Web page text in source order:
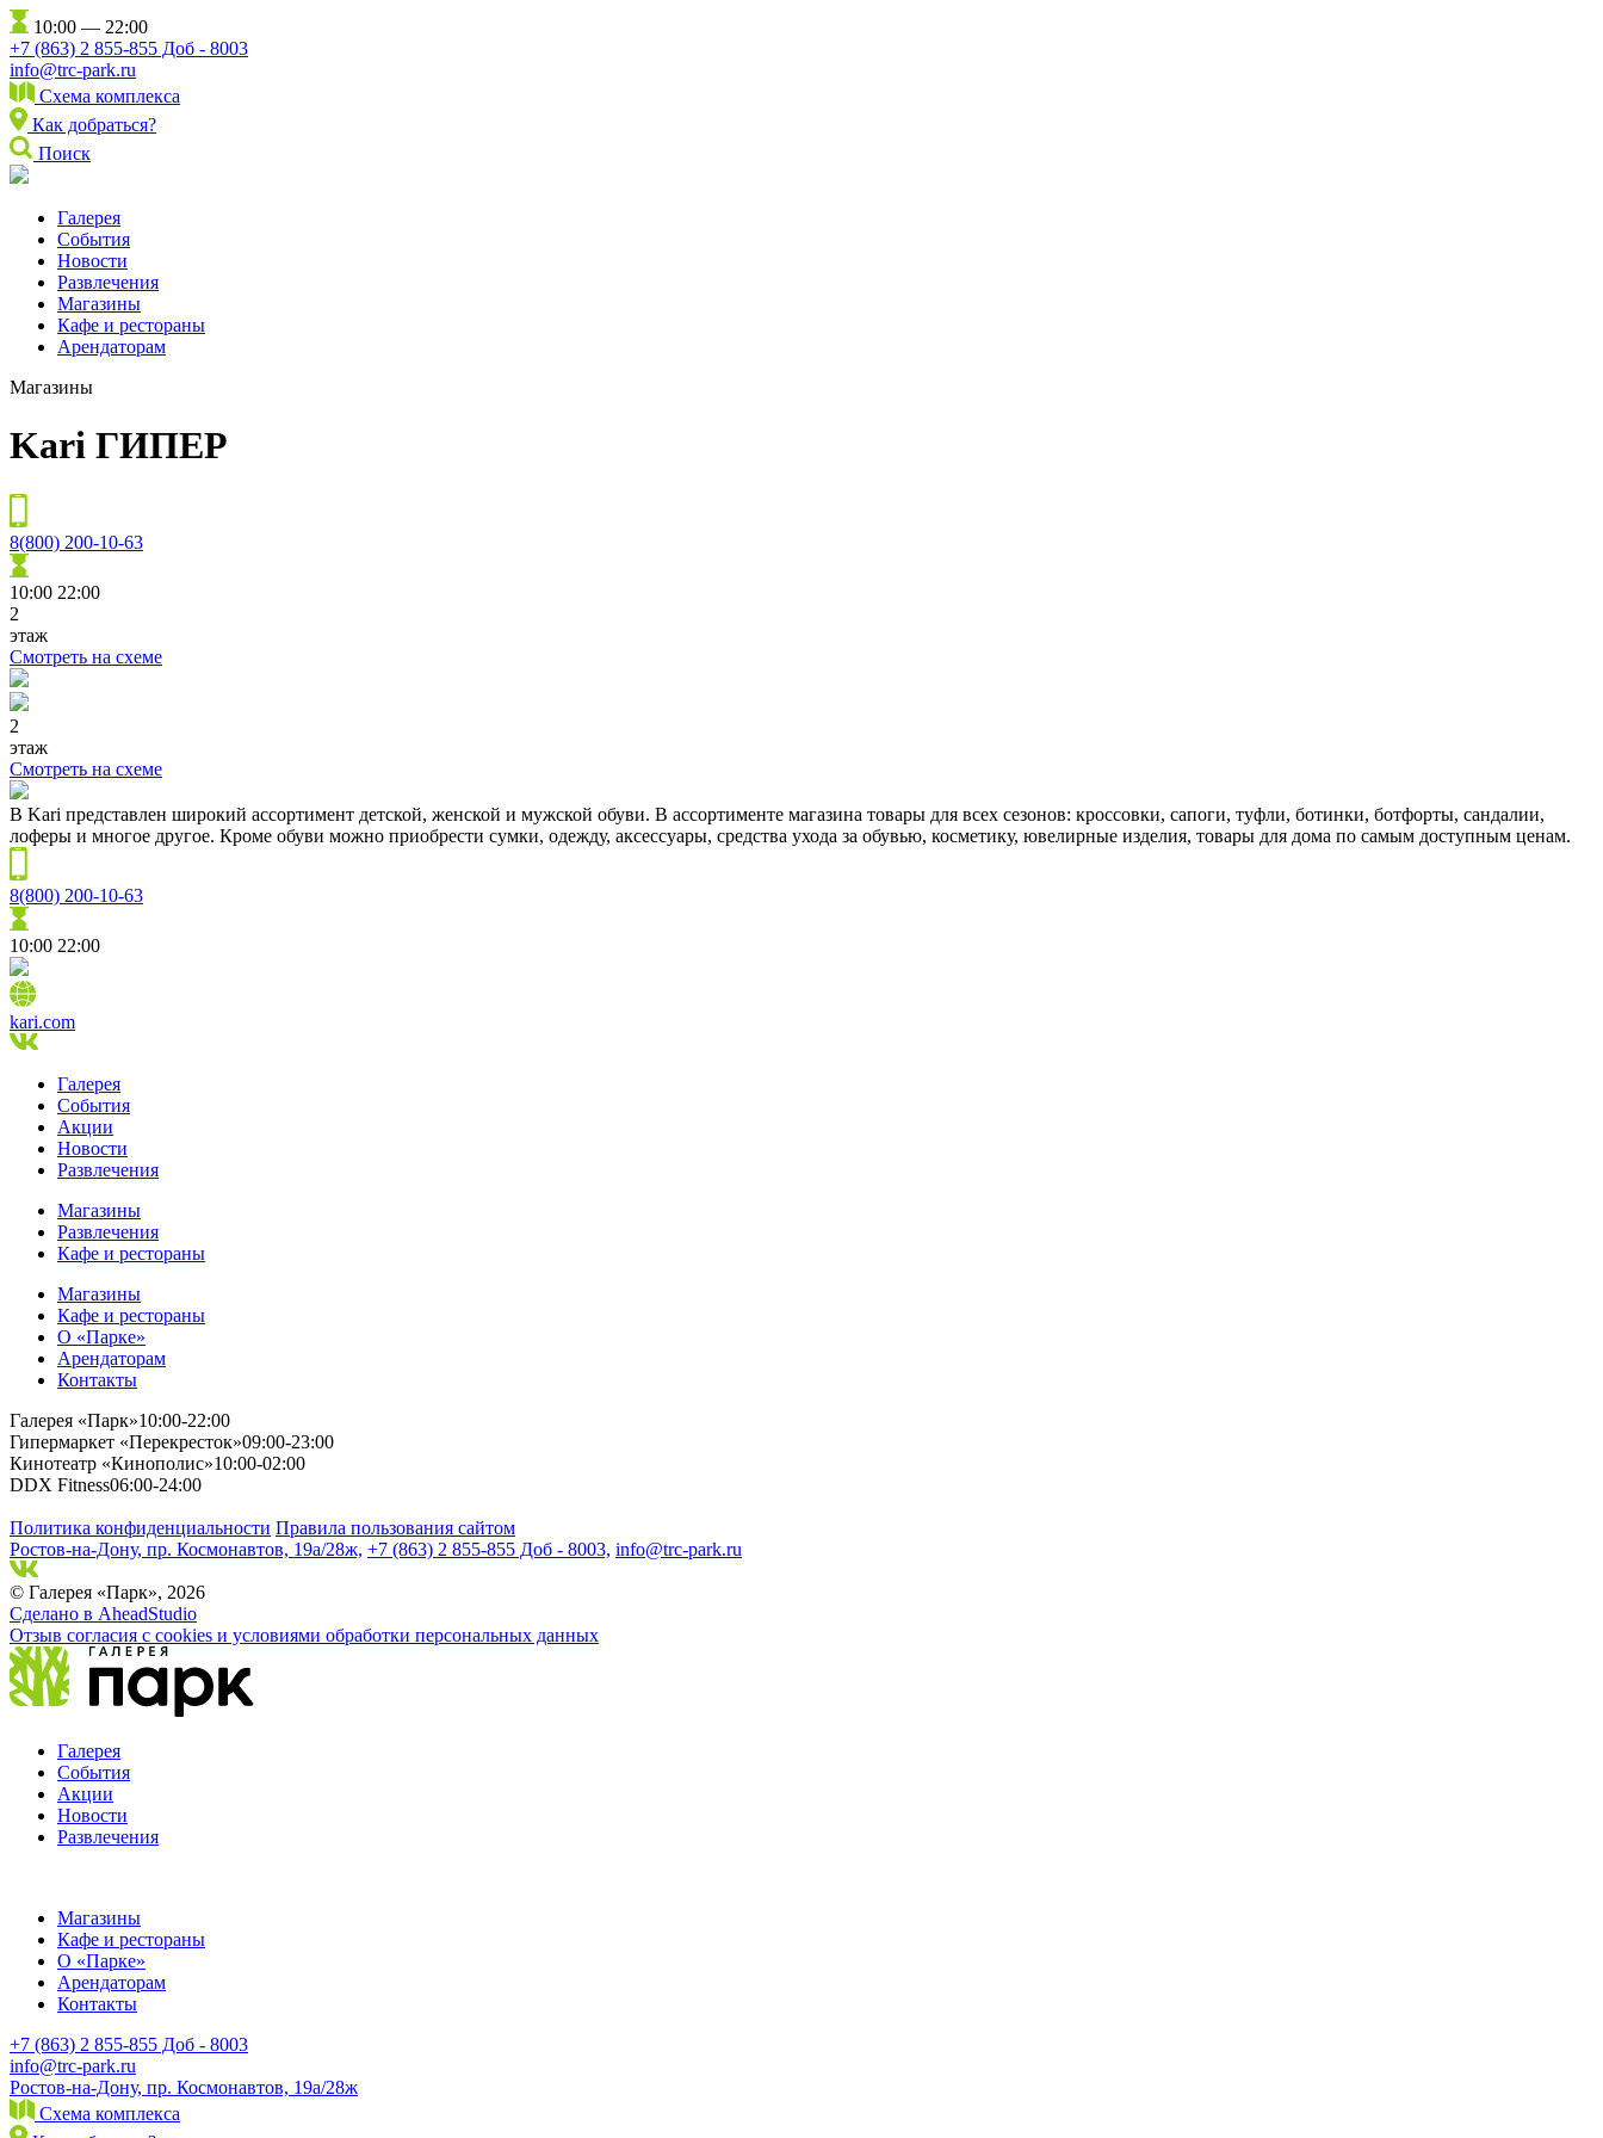
10:00 — 22:00
+7 (863) 2 855-855 Доб - 8003
info@trc-park.ru
Схема комплекса
Как добраться?
Поиск
Галерея
События
Новости
Развлечения
Магазины
Кафе и рестораны
Арендаторам
Магазины
Kari ГИПЕР
8(800) 200-10-63
10:00 22:00
2
этаж
Смотреть на схеме
2
этаж
Смотреть на схеме
В Kari представлен широкий ассортимент детской, женской и мужской обуви. В ассортименте магазина товары для всех сезонов: кроссовки, сапоги, туфли, ботинки, ботфорты, сандалии,
лоферы и многое другое. Кроме обуви можно приобрести сумки, одежду, аксессуары, средства ухода за обувью, косметику, ювелирные изделия, товары для дома по самым доступным ценам.
8(800) 200-10-63
10:00 22:00
kari.com
Галерея
События
Акции
Новости
Развлечения
Магазины
Развлечения
Кафе и рестораны
Магазины
Кафе и рестораны
О «Парке»
Арендаторам
Контакты
Галерея «Парк»10:00-22:00
Гипермаркет «Перекресток»09:00-23:00
Кинотеатр «Кинополис»10:00-02:00
DDX Fitness06:00-24:00
Политика конфиденциальности Правила пользования сайтом
Ростов-на-Дону, пр. Космонавтов, 19а/28ж, +7 (863) 2 855-855 Доб - 8003, info@trc-park.ru
© Галерея «Парк», 2026
Сделано в AheadStudio
Отзыв согласия с cookies и условиями обработки персональных данных
Галерея
События
Акции
Новости
Развлечения
Магазины
Кафе и рестораны
О «Парке»
Арендаторам
Контакты
+7 (863) 2 855-855 Доб - 8003
info@trc-park.ru
Ростов-на-Дону, пр. Космонавтов, 19а/28ж
Схема комплекса